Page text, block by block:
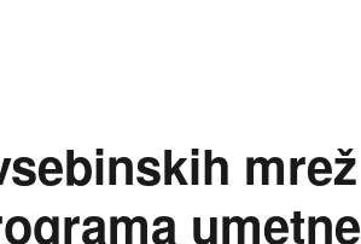
mrež
umetne